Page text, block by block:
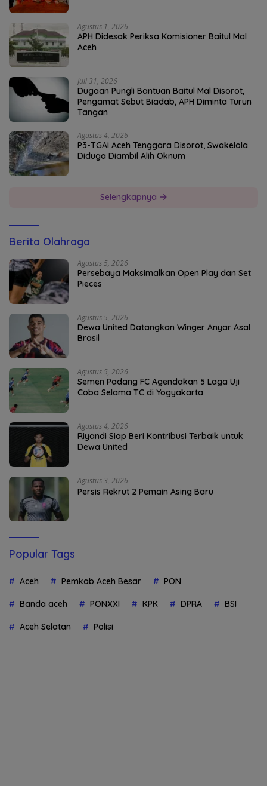
Agustus 1, 2026
APH Didesak Periksa Komisioner Baitul Mal
Aceh
Juli 31, 2026
Dugaan Pungli Bantuan Baitul Mal Disorot,
Pengamat Sebut Biadab, APH Diminta Turun
Tangan
Agustus 4, 2026
P3-TGAI Aceh Tenggara Disorot, Swakelola
Diduga Diambil Alih Oknum
Selengkapnya
Berita Olahraga
Agustus 5, 2026
Persebaya Maksimalkan Open Play dan Set
Pieces
Agustus 5, 2026
Dewa United Datangkan Winger Anyar Asal
Brasil
Agustus 5, 2026
Semen Padang FC Agendakan 5 Laga Uji
Coba Selama TC di Yogyakarta
Agustus 4, 2026
Riyandi Siap Beri Kontribusi Terbaik untuk
Dewa United
Agustus 3, 2026
Persis Rekrut 2 Pemain Asing Baru
Popular Tags
Aceh Pemkab Aceh Besar PON
Banda aceh PONXXI KPK DPRA BSI
Aceh Selatan Polisi